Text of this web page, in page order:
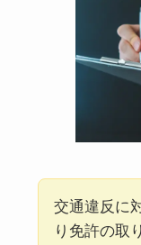
交通違反に
り免許の取